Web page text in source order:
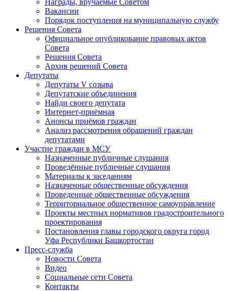
Награды, вручаемые Советом
Вакансии
Порядок поступления на муниципальную службу
Решения Совета
Официальное опубликование правовых актов
Совета
Решения Совета
Архив решений Совета
Депутаты
Депутаты V созыва
Депутатские объединения
Найди своего депутата
Интернет-приёмная
Анонсы приёмов граждан
Анализ рассмотрения обращений граждан
депутатами
Участие граждан в МСУ
Назначенные публичные слушания
Проведённые публичные слушания
Материалы к заседаниям
Назначенные общественные обсуждения
Проведенные общественные обсуждения
Территориальное общественное самоуправление
Проекты местных нормативов градостроительного
проектирования
Постановления главы городского округа город
Уфа Республики Башкортостан
Пресс-служба
Новости Совета
Видео
Социальные сети Совета
Контакты